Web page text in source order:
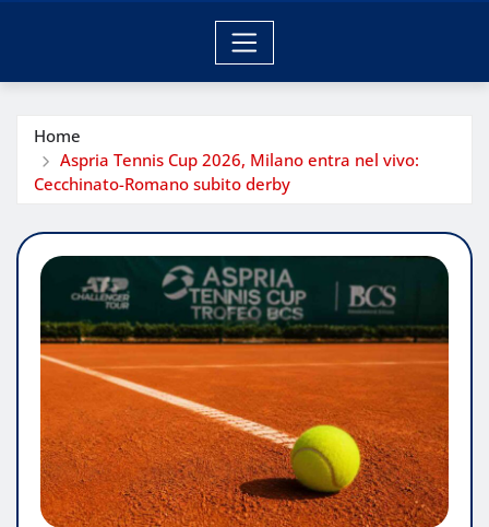
Home
Aspria Tennis Cup 2026, Milano entra nel vivo:
Cecchinato-Romano subito derby